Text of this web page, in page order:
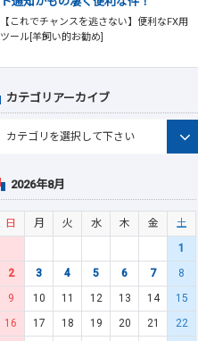
【これでチャンスを逃さない】便利なFX用
ツール[羊飼い的お勧め]
カテゴリアーカイブ
2026年8月
日 月 火 水 木 金
土
1
2
3 4 5 6 7
8
9
10 11 12 13 14
15
16
17 18 19 20 21
22